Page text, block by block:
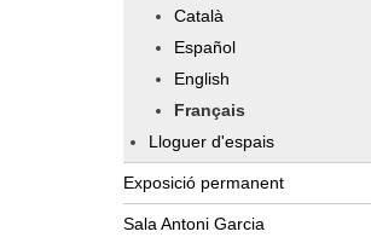
Català
Español
English
Français
Lloguer d'espais
Exposició permanent
Sala Antoni Garcia